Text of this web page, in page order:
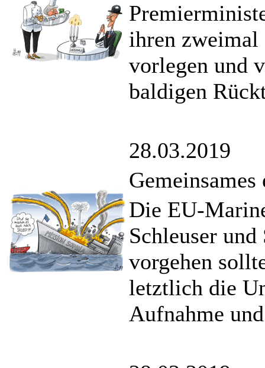
ihren zweimal
vorlegen und
baldigen
28.03.2019
Die EU-
Schleuser
vorgehen
letztlich die
Aufnahme